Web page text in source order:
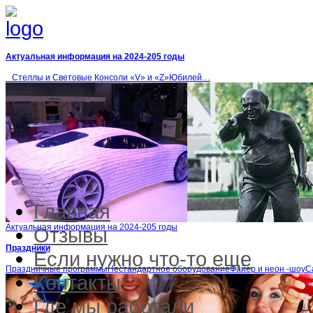
Актуальная информация на 2024-205 годы
Стеллы и Световые Консоли «V» и «Z»Юбилей…
Актуальная информация на 2024-205 годы
Праздники
Праздничные программыНестандартное оборудованиеФайер и неон -
Главная
Отзывы
Если нужно что-то еще
Контакты
Где мы работали